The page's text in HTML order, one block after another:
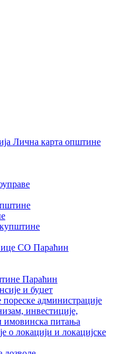
Лична карта општине
СО Параћин
Параћин
и буџет
администрације
инвестиције,
имовинска питања
о локацији и локацијске